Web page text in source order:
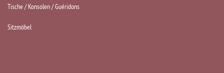
Tische / Konsolen / Guéridons
Sitzmöbel